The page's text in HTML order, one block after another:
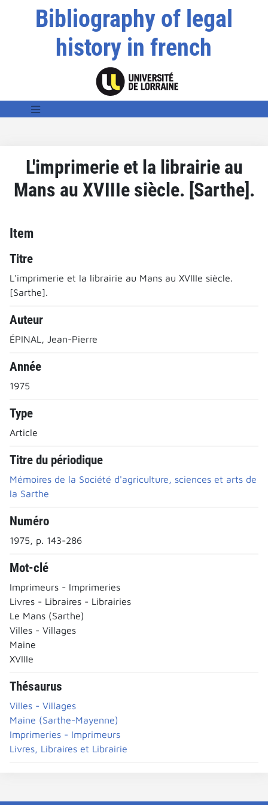
Bibliography of legal
history in french
L'imprimerie et la librairie au
Mans au XVIIIe siècle. [Sarthe].
Item
Titre
L'imprimerie et la librairie au Mans au XVIIIe siècle.
[Sarthe].
Auteur
ÉPINAL, Jean-Pierre
Année
1975
Type
Article
Titre du périodique
Mémoires de la Société d'agriculture, sciences et arts de
la Sarthe
Numéro
1975, p. 143-286
Mot-clé
Imprimeurs - Imprimeries
Livres - Libraires - Librairies
Le Mans (Sarthe)
Villes - Villages
Maine
XVIIIe
Thésaurus
Villes - Villages
Maine (Sarthe-Mayenne)
Imprimeries - Imprimeurs
Livres, Libraires et Librairie